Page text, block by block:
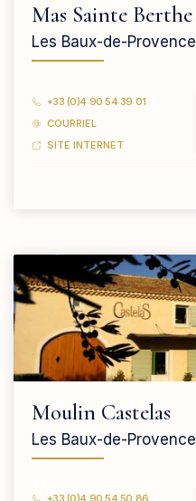
Mas Sainte Berthe
Les Baux-de-Provence
+33 (0)4 90 54 39 01
COURRIEL
SITE INTERNET
Moulin Castelas
Les Baux-de-Provence